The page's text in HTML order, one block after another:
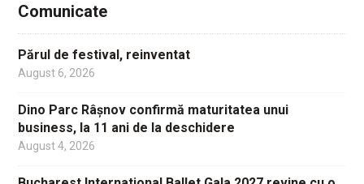
Comunicate
Părul de festival, reinventat
August 6, 2026
Dino Parc Râșnov confirmă maturitatea unui
business, la 11 ani de la deschidere
August 4, 2026